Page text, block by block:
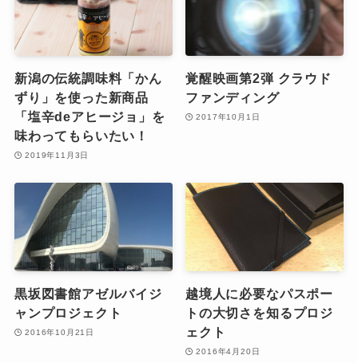
新潟の伝統調味料「かん
ずり」を使った新商品
「塩辛deアヒージョ」を
味わってもらいたい！
2019年11月3日
覚醒映画第2弾 クラウド
ファンディング
2017年10月1日
黒坂図書館アゼルバイジ
ャンプロジェクト
2016年10月21日
越境人に必要なパスポー
トの大切さを知るプロジ
ェクト
2016年4月20日